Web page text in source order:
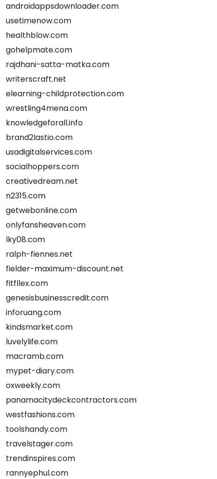
androidappsdownloader.com
usetimenow.com
healthblow.com
gohelpmate.com
rajdhani-satta-matka.com
writerscraft.net
elearning-childprotection.com
wrestling4mena.com
knowledgeforall.info
brand2lastio.com
usadigitalservices.com
socialhoppers.com
creativedream.net
n2315.com
getwebonline.com
onlyfansheaven.com
lky08.com
ralph-fiennes.net
fielder-maximum-discount.net
fitfllex.com
genesisbusinesscredit.com
inforuang.com
kindsmarket.com
luvelylife.com
macramb.com
mypet-diary.com
oxweekly.com
panamacitydeckcontractors.com
westfashions.com
toolshandy.com
travelstager.com
trendinspires.com
rannyephul.com